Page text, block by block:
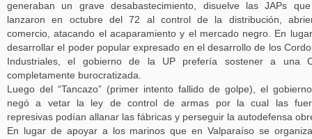
generaban un grave desabastecimiento, disuelve las JAPs
lanzaron en octubre del 72 al control de la distribución,
comercio, atacando el acaparamiento y el mercado negro. En
desarrollar el poder popular expresado en el desarrollo de los
Industriales, el gobierno de la UP prefería sostener a una
completamente burocratizada.
Luego del “Tancazo” (primer intento fallido de golpe), el
negó a vetar la ley de control de armas por la cual las
represivas podían allanar las fábricas y perseguir la autodefensa
En lugar de apoyar a los marinos que en Valparaíso se